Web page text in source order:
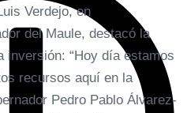
Verdejo, en
del Maule, destacó la
inversión: “Hoy día estamos
recursos aquí en la
Pedro Pablo Álvarez-